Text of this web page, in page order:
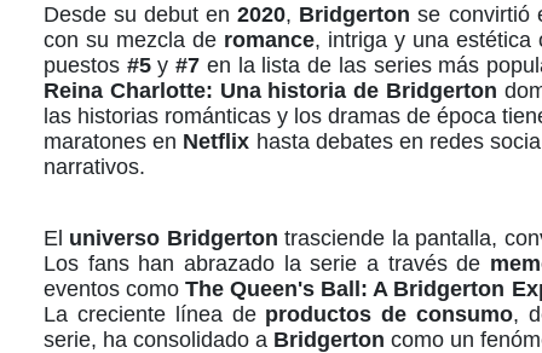
Desde su debut en2020, Bridgerton se convirtió
con su mezcla de romance, intriga y una
puestos #5y#7 en la lista de las series más
Reina Charlotte: Una historia de Bridgerton
las historias románticas y los dramas de época
maratones en Netflix hasta debates en redes
narrativos.
El universo Bridgerton trasciende la pantalla,
Los fans han abrazado la serie a través de
eventos comoThe Queen's Ball: A Bridgerton
La creciente línea de productos de consumo,
serie, ha consolidado a Bridgerton como un